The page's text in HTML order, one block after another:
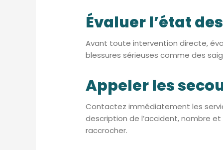
Évaluer l’état
Avant toute intervention directe,
blessures sérieuses comme des
Appeler les
Contactez immédiatement les
description de l’accident, nombre
raccrocher.